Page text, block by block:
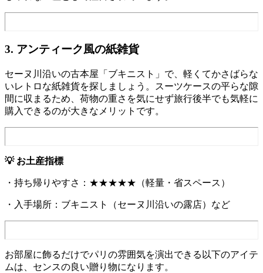
3. アンティーク風の紙雑貨
セーヌ川沿いの古本屋「ブキニスト」で、軽くてかさばらな
いレトロな紙雑貨を探しましょう。スーツケースの平らな隙
間に収まるため、荷物の重さを気にせず旅行後半でも気軽に
購入できるのが大きなメリットです。
💡 お土産指標
・持ち帰りやすさ：★★★★★（軽量・省スペース）
・入手場所：ブキニスト（セーヌ川沿いの露店）など
お部屋に飾るだけでパリの雰囲気を演出できる以下のアイテ
ムは、センスの良い贈り物になります。